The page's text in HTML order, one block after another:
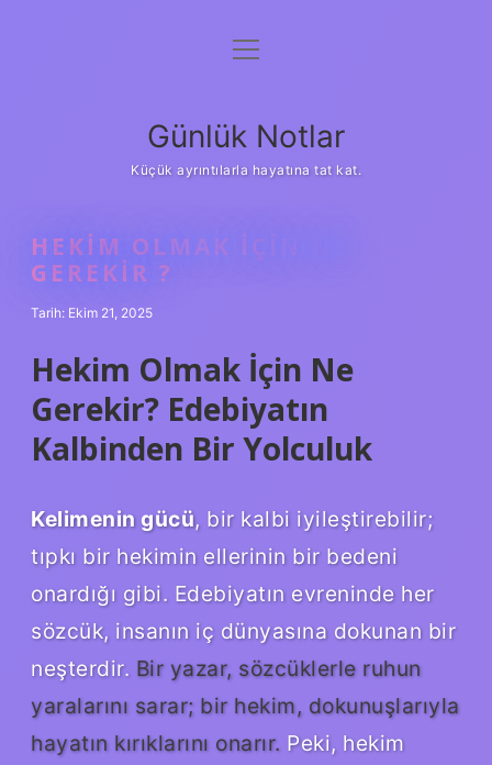
Anasayfa
Yasal Uyarı
menüyü
Günlük Notlar
Küçük ayrıntılarla hayatına tat kat.
HEKIM OLMAK IÇIN NE
GEREKIR ?
Tarih: Ekim 21, 2025
Hekim Olmak İçin Ne
Gerekir? Edebiyatın
Kalbinden Bir Yolculuk
Kelimenin gücü, bir kalbi iyileştirebilir;
tıpkı bir hekimin ellerinin bir bedeni
onardığı gibi. Edebiyatın evreninde her
sözcük, insanın iç dünyasına dokunan bir
neşterdir. Bir yazar, sözcüklerle ruhun
yaralarını sarar; bir hekim, dokunuşlarıyla
hayatın kırıklarını onarır. Peki, hekim